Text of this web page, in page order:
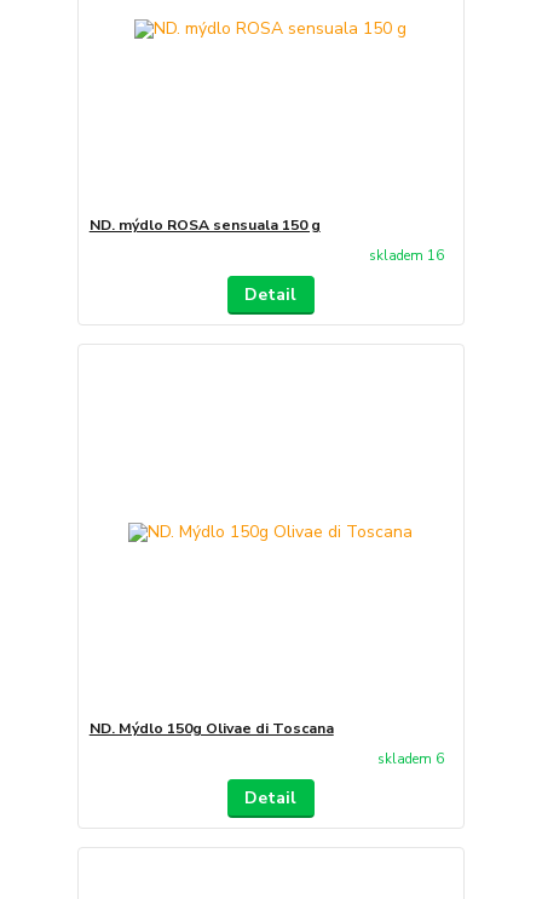
ND. mýdlo ROSA sensuala 150 g
skladem 16
Detail
ND. Mýdlo 150g Olivae di Toscana
skladem 6
Detail